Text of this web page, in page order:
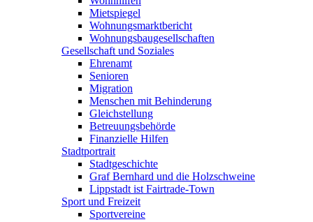
Mietspiegel
Wohnungsmarktbericht
Wohnungsbaugesellschaften
Gesellschaft und Soziales
Ehrenamt
Senioren
Migration
Menschen mit Behinderung
Gleichstellung
Betreuungsbehörde
Finanzielle Hilfen
Stadtportrait
Stadtgeschichte
Graf Bernhard und die Holzschweine
Lippstadt ist Fairtrade-Town
Sport und Freizeit
Sportvereine